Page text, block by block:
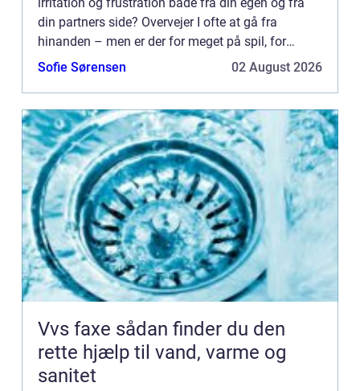
din partners side? Overvejer I ofte at gå fra
hinanden – men er der for meget på spil, for
eksempel en familie? Og n&ae...
Sofie Sørensen 02 August 2026
Vvs faxe sådan finder du den
rette hjælp til vand, varme og
sanitet